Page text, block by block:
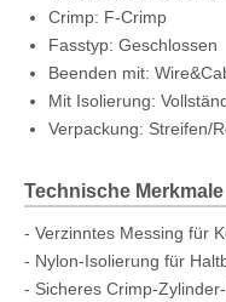
Crimp: F-Crimp
Fasstyp: Geschlossen
Beenden mit:
Mit Isolierung:
Verpackung: Streifen/
Technische Merkmale
- Verzinntes Messing für
- Nylon-Isolierung für
- Sicheres Crimp-